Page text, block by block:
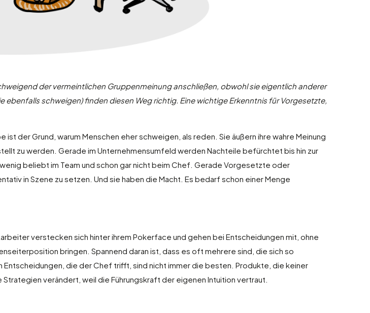
der vermeintlichen Gruppenmeinung anschließen, obwohl sie eigentlich anderer
ebenfalls schweigen) finden diesen Weg richtig. Eine wichtige Erkenntnis für Vorgesetzte,
der Grund, warum Menschen eher schweigen, als reden. Sie äußern ihre wahre Meinung
zu werden. Gerade im Unternehmensumfeld werden Nachteile befürchtet bis hin zur
beliebt im Team und schon gar nicht beim Chef. Gerade Vorgesetzte oder
in Szene zu setzen. Und sie haben die Macht. Es bedarf schon einer Menge
verstecken sich hinter ihrem Pokerface und gehen bei Entscheidungen mit, ohne
bringen. Spannend daran ist, dass es oft mehrere sind, die sich so
die der Chef trifft, sind nicht immer die besten. Produkte, die keiner
verändert, weil die Führungskraft der eigenen Intuition vertraut.